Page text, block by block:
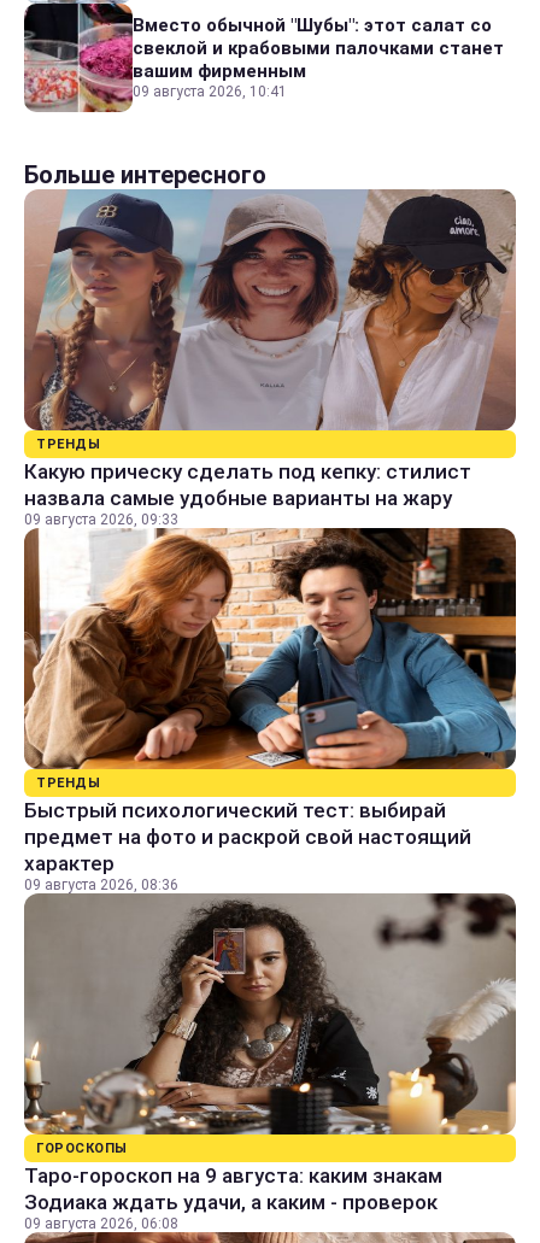
Вместо обычной "Шубы": этот салат со
свеклой и крабовыми палочками станет
вашим фирменным
09 августа 2026, 10:41
Больше интересного
ТРЕНДЫ
Какую прическу сделать под кепку: стилист
назвала самые удобные варианты на жару
09 августа 2026, 09:33
ТРЕНДЫ
Быстрый психологический тест: выбирай
предмет на фото и раскрой свой настоящий
характер
09 августа 2026, 08:36
ГОРОСКОПЫ
Таро-гороскоп на 9 августа: каким знакам
Зодиака ждать удачи, а каким - проверок
09 августа 2026, 06:08